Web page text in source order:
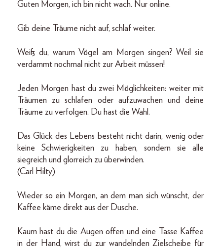
Guten Morgen, ich bin nicht wach. Nur online.
Gib deine Träume nicht auf, schlaf weiter.
Weiß du, warum Vögel am Morgen singen? Weil sie
verdammt nochmal nicht zur Arbeit müssen!
Jeden Morgen hast du zwei Möglichkeiten: weiter mit
Träumen zu schlafen oder aufzuwachen und deine
Träume zu verfolgen. Du hast die Wahl.
Das Glück des Lebens besteht nicht darin, wenig oder
keine Schwierigkeiten zu haben, sondern sie alle
siegreich und glorreich zu überwinden.
(Carl Hilty)
Wieder so ein Morgen, an dem man sich wünscht, der
Kaffee käme direkt aus der Dusche.
Kaum hast du die Augen offen und eine Tasse Kaffee
in der Hand, wirst du zur wandelnden Zielscheibe für